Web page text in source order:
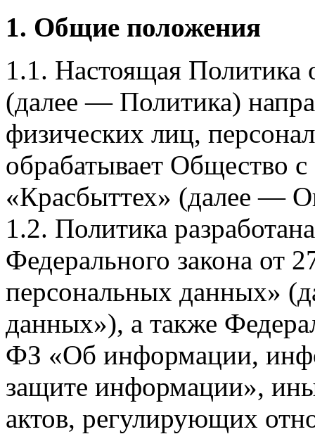
1. Общие положения
1.1. Настоящая Политика
(далее — Политика)
физических лиц,
обрабатывает Общество
«Красбыттех» (далее —
1.2. Политика
Федерального закона
персональных данных»
данных»), а также
ФЗ «Об информации,
защите информации»,
актов, регулирующих